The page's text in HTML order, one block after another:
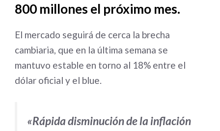
800 millones el próximo mes.
El mercado seguirá de cerca la brecha
cambiaria, que en la última semana se
mantuvo estable en torno al 18% entre el
dólar oficial y el blue.
«Rápida disminución de la inflación